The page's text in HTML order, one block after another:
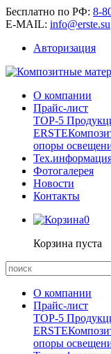
Бесплатно по РФ: 8-
E-MAIL: info@erste.su
Авторизация
О компании
Прайс-лист
TOP-5
ERSTE
опоры
Фотогалерея
Новости
Контакты
0
Корзина пуста
О компании
Прайс-лист
TOP-5
ERSTE
опоры